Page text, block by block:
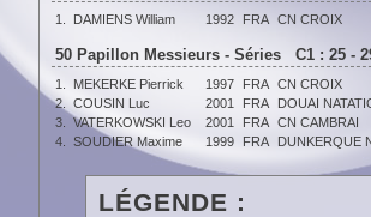
1. DAMIENS William 1992 FRA CN CROIX
50 Papillon Messieurs - Séries C1 : 25 -
1. MEKERKE Pierrick 1997 FRA CN CROIX
2.
COUSIN Luc 2001 FRA
DOUAI
3.
VATERKOWSKI Leo 2001 FRA CN CAMBRAI
4.
SOUDIER Maxime 1999 FRA DUNKERQUE
LÉGENDE :